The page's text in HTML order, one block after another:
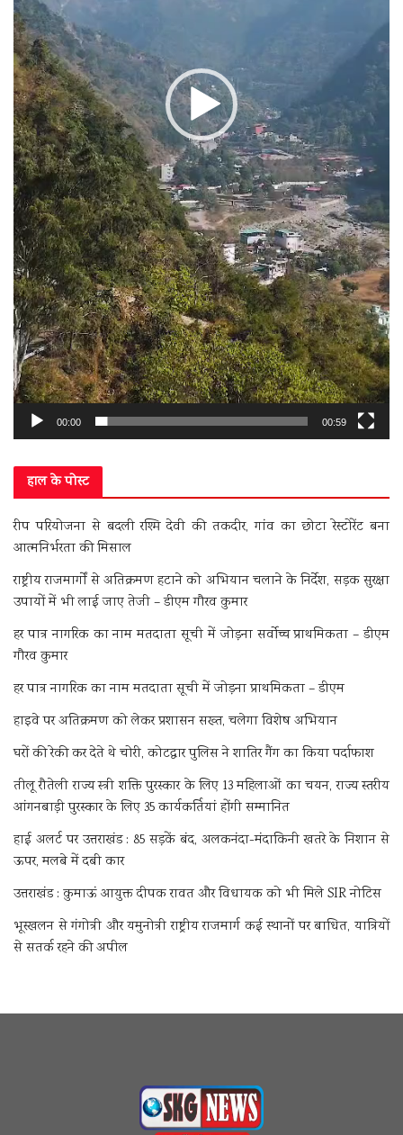
00:00 00:59
हाल के पोस्ट
रीप परियोजना से बदली रश्मि देवी की तकदीर, गांव का छोटा रेस्टोरेंट बना
आत्मनिर्भरता की मिसाल
राष्ट्रीय राजमार्गों से अतिक्रमण हटाने को अभियान चलाने के निर्देश, सड़क सुरक्षा
उपायों में भी लाई जाए तेजी – डीएम गौरव कुमार
हर पात्र नागरिक का नाम मतदाता सूची में जोड़ना सर्वोच्च प्राथमिकता – डीएम
गौरव कुमार
हर पात्र नागरिक का नाम मतदाता सूची में जोड़ना प्राथमिकता – डीएम
हाइवे पर अतिक्रमण को लेकर प्रशासन सख्त, चलेगा विशेष अभियान
घरों की रेकी कर देते थे चोरी, कोटद्वार पुलिस ने शातिर गैंग का किया पर्दाफाश
तीलू रौतेली राज्य स्त्री शक्ति पुरस्कार के लिए 13 महिलाओं का चयन, राज्य स्तरीय
आंगनबाड़ी पुरस्कार के लिए 35 कार्यकर्तियां होंगी सम्मानित
हाई अलर्ट पर उत्तराखंड : 85 सड़कें बंद, अलकनंदा-मंदाकिनी खतरे के निशान से
ऊपर, मलबे में दबी कार
उत्तराखंड : कुमाऊं आयुक्त दीपक रावत और विधायक को भी मिले SIR नोटिस
भूस्खलन से गंगोत्री और यमुनोत्री राष्ट्रीय राजमार्ग कई स्थानों पर बाधित, यात्रियों
से सतर्क रहने की अपील